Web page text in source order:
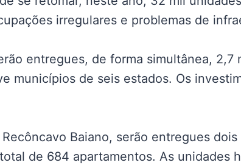
irregulares e problemas de
entregues, de forma simultânea, 2,7
municípios de seis estados. Os
Baiano, serão entregues
de 684 apartamentos. As unidades